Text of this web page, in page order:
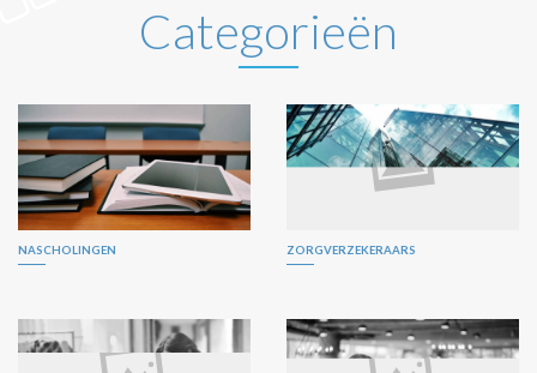
Categorieën
NASCHOLINGEN ZORGVERZEKERAARS